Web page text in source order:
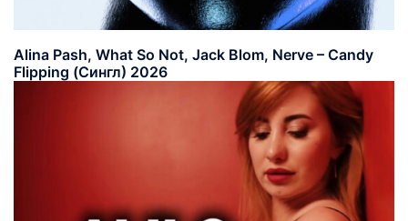
Alina Pash, What So Not, Jack Blom, Nerve – Candy
Flipping (Сингл) 2026